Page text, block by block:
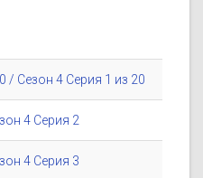
/ Сезон 4 Серия 1 из 20
4 Серия 2
4 Серия 3